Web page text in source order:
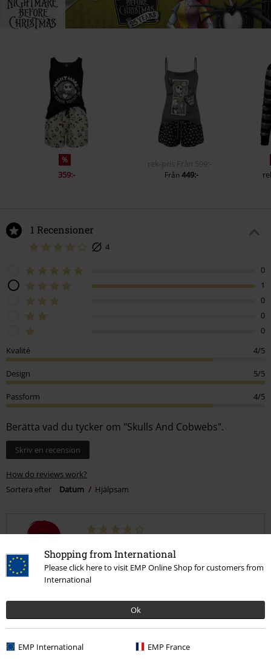
Shopping from International
Please click here to visit EMP Online Shop for customers from
International
Ok
EMP International EMP France
%
359:-
rek-pris Från 599:-
Från449:-
1 Recensioner
4
0
1
0
0
0
Kvalité
4/5
Design 5/5
Passform 4/5
Berätta vad du tycker om "Skulls And Cobwebs".
Skriv en recension
How do reviews work?
Sortera efter
Datum Hjälpsam
3 Recensioner
Postat den: fredag, 18 november 2022
snygga men ganska tunna
Dessa är super snygga och sitter bra.
Dock är de lite tunna i materialet och ankeldelen är lite lägre än
vanliga strumpor.
Men är annars väldigt nöjd.